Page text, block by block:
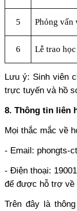
5 Phỏng vấn
6 Lễ trao
Lưu ý: Sinh viên
trực tuyến và hồ
8. Thông tin liên
Mọi thắc mắc về
- Email: phongts-
- Điện thoại:
để được hỗ trợ về
Trên đây là